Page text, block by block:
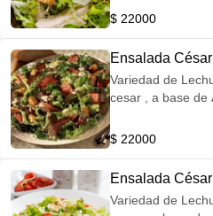
parmesano
$ 22000
Ensalada
Variedad de
cesar , a base de
parmesano
$ 22000
Ensalada
Variedad de